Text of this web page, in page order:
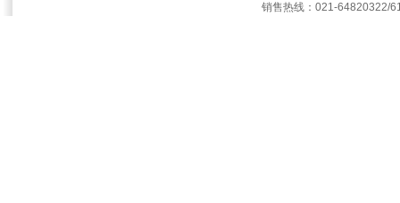
销售热线：021-64820322/